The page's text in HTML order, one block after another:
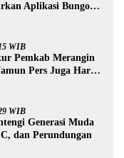
Aplikasi Bungo
WIB
Pemkab Merangin
Pers Juga Harus
WIB
Generasi Muda
dan Perundungan